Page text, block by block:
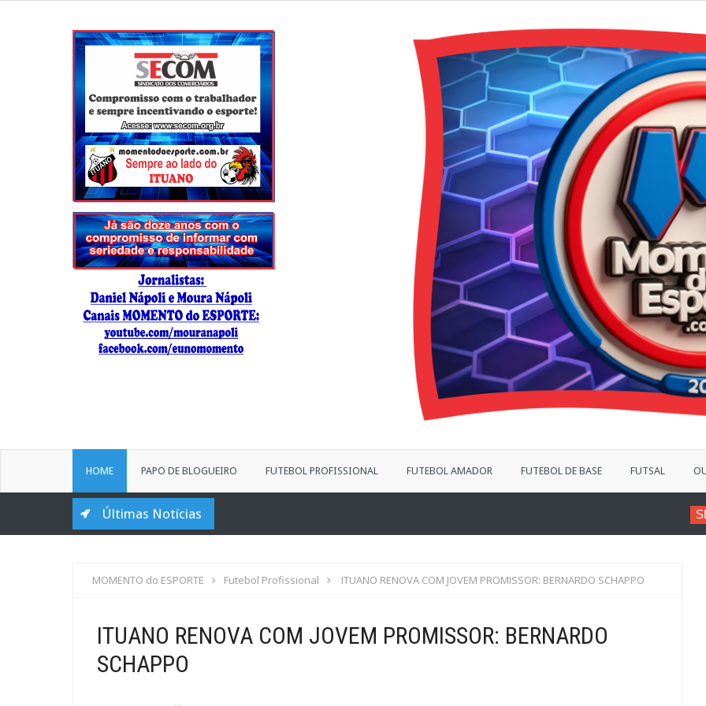
HOME PAPO DE BLOGUEIRO FUTEBOL PROFISSIONAL FUTEBOL AMADOR FUTEBOL DE BASE FUTSAL
Últimas Notícias VINÍCIUS
MOMENTO do ESPORTE Futebol Profissional ITUANO RENOVA COM JOVEM PROMISSOR: BERNARDO SCHAPPO
ITUANO RENOVA COM JOVEM PROMISSOR: BERNARDO
SCHAPPO